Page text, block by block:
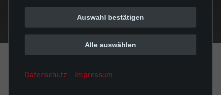
Auswahl bestätigen
Alle auswählen
Datenschutz Impressum